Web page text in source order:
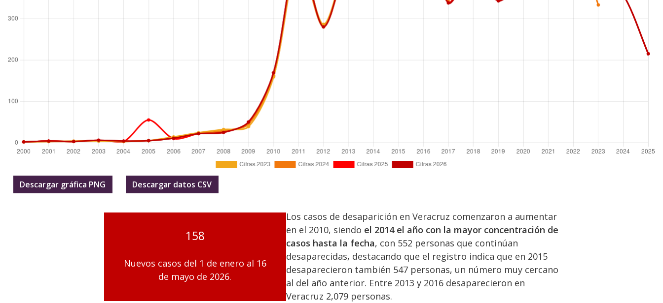
Descargar gráfica PNG Descargar datos CSV
158
Nuevos casos del 1 de enero al 16
de mayo de 2026.
Los casos de desaparición en Veracruz comenzaron a aumentar
en el 2010, siendo el 2014 el año con la mayor concentración de
casos hasta la fecha, con 552 personas que continúan
desaparecidas, destacando que el registro indica que en 2015
desaparecieron también 547 personas, un número muy cercano
al del año anterior. Entre 2013 y 2016 desaparecieron en
Veracruz 2,079 personas.